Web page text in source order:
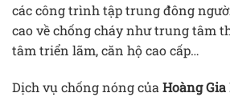
các công trình tập trung đông
cao về chống cháy như trung tâm
tâm triển lãm, căn hộ cao cấp…
Dịch vụ chống nóng của Hoàng Gia